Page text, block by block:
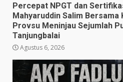
Percepat NPGT dan
Mahyaruddin Salim Bersama
Provsu Meninjau Sejumlah
Tanjungbalai
Agustus 6, 2026